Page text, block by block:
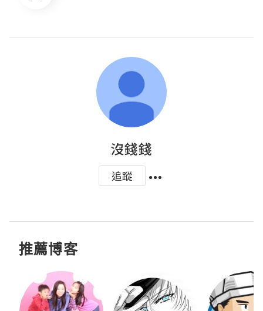
沒錢錢
追蹤
推薦博客